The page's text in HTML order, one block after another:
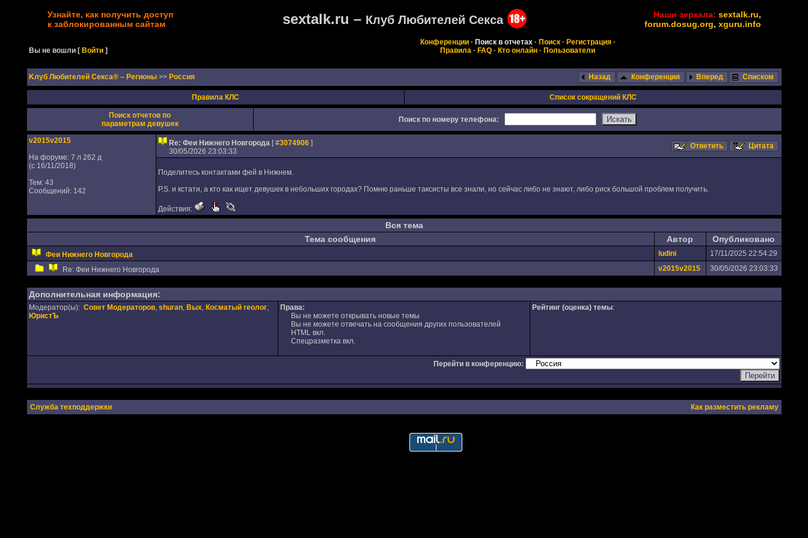
Узнайте, как получить доступ
к заблокированным сайтам
sextalk.ru – Клуб Любителей Секса Наши зеркала: sextalk.ru,
forum.dosug.org, xguru.info
Вы не вошли [Войти ]
Конференции· Поиск в отчетах· Поиск· Регистрация·
Правила · FAQ · Кто онлайн · Пользователи
Kлуб Любителей Секса® – Регионы >> Россия Назад Конференция Вперед Списком
Правила КЛС Список сокращений КЛС
Поиск отчетов по
параметрам девушек
Поиск по номеру телефона:
v2015v2015
На форуме: 7 л 262 д
(с 16/11/2018)
Тем: 43
Сообщений: 142
Re: Феи Нижнего Новгорода [ #3074906]
30/05/2026 23:03:33
Ответить Цитата
Поделитесь контактами фей в Нижнем.
P.S. и кстати, а кто как ищет девушек в небольших городах? Помню раньше таксисты все знали, но сейчас либо не знают, либо риск большой проблем получить.
Действия:
Вся тема
Тема сообщения
Автор Опубликовано
Феи Нижнего Новгорода ludini
17/11/2025 22:54:29
Re: Феи Нижнего Новгорода
v2015v2015 30/05/2026 23:03:33
Дополнительная информация:
Модератор(ы): Совет Модераторов, shuran, Вых, Косматый геолог,
ЮристЪ
Права:
Вы не можете открывать новые темы
Вы не можете отвечать на сообщения других пользователей
HTML вкл.
Спецразметка вкл.
Рейтинг (оценка) темы:
Перейти в конференцию:
Служба техподдержки Как разместить рекламу